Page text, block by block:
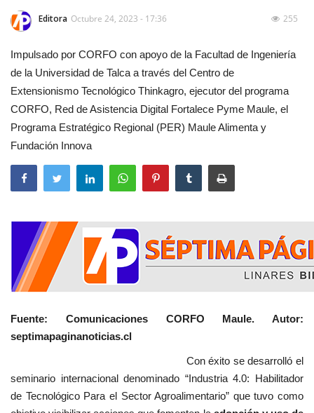
Editora Octubre 24, 2023 - 17:36 255
Impulsado por CORFO con apoyo de la Facultad de Ingeniería
de la Universidad de Talca a través del Centro de
Extensionismo Tecnológico Thinkagro, ejecutor del programa
CORFO, Red de Asistencia Digital Fortalece Pyme Maule, el
Programa Estratégico Regional (PER) Maule Alimenta y
Fundación Innova
Fuente: Comunicaciones CORFO Maule. Autor:
septimapaginanoticias.cl
Con éxito se desarrolló el
seminario internacional denominado “Industria 4.0: Habilitador
de Tecnológico Para el Sector Agroalimentario” que tuvo como